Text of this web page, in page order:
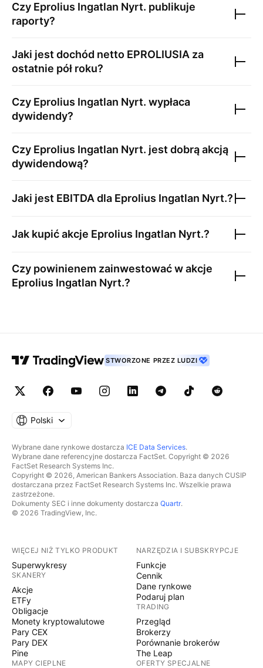
Czy Eprolius Ingatlan Nyrt. publikuje
raporty?
Jaki jest dochód netto EPROLIUSIA za
ostatnie pół roku?
Czy Eprolius Ingatlan Nyrt. wypłaca
dywidendy?
Czy Eprolius Ingatlan Nyrt. jest dobrą akcją
dywidendową?
Jaki jest EBITDA dla Eprolius Ingatlan Nyrt.?
Jak kupić akcje Eprolius Ingatlan Nyrt.?
Czy powinienem zainwestować w akcje
Eprolius Ingatlan Nyrt.?
STWORZONE PRZEZ LUDZI
Polski
Wybrane dane rynkowe dostarcza ICE Data Services.
Wybrane dane referencyjne dostarcza FactSet. Copyright © 2026
FactSet Research Systems Inc.
Copyright © 2026, American Bankers Association. Baza danych CUSIP
dostarczana przez FactSet Research Systems Inc. Wszelkie prawa
zastrzeżone.
Dokumenty SEC i inne dokumenty dostarcza Quartr.
© 2026 TradingView, Inc.
WIĘCEJ NIŻ TYLKO PRODUKT
Superwykresy
SKANERY
Akcje
ETFy
Obligacje
Monety kryptowalutowe
Pary CEX
Pary DEX
Pine
MAPY CIEPLNE
NARZĘDZIA I SUBSKRYPCJE
Funkcje
Cennik
Dane rynkowe
Podaruj plan
TRADING
Przegląd
Brokerzy
Porównanie brokerów
The Leap
OFERTY SPECJALNE